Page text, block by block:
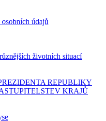
údajů
životních situací
REPUBLIKY
KRAJŮ